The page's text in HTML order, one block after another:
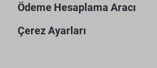
Ödeme Hesaplama Aracı
Çerez Ayarları